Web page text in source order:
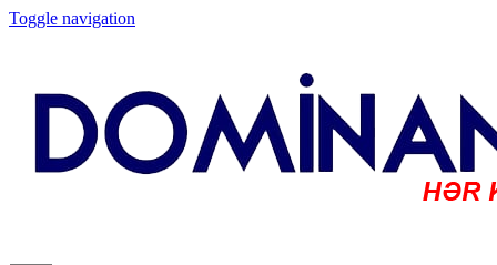
Toggle navigation